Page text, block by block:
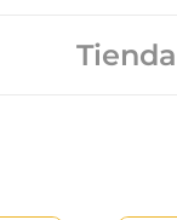
Tienda